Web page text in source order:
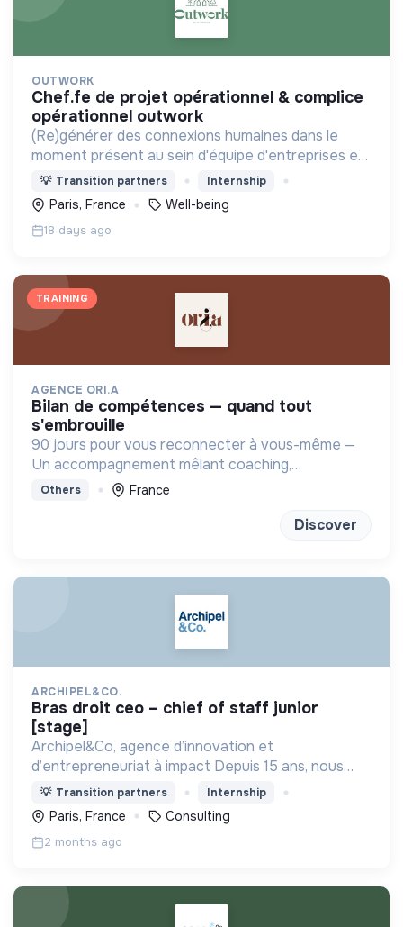
OUTWORK
chef.fe de projet opérationnel & complice
opérationnel outwork
(Re)générer des connexions humaines dans le
moment présent au sein d'équipe d'entreprises en
proposant des expériences à fort impact humain
et à faible impact environnemental.
💡 Transition partners Internship
Paris, France Well-being
18 days ago
TRAINING
AGENCE ORI.A
bilan de compétences — quand tout
s'embrouille
90 jours pour vous reconnecter à vous-même —
Un accompagnement mêlant coaching,
sophrologie et outils introspectifs pour (re)trouver
Others France
Discover
ARCHIPEL&CO.
bras droit ceo – chief of staff junior
[stage]
Archipel&Co, agence d’innovation et
d’entrepreneuriat à impact Depuis 15 ans, nous
accompagnons nos clients dans la conception et la
mise en œuvre de leurs projets à impact.
💡 Transition partners Internship
Paris, France Consulting
2 months ago